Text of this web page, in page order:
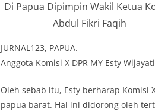
Di Papua Dipimpin Wakil Ketua
Abdul Fikri Faqih
JURNAL123, PAPUA.
Anggota Komisi X DPR MY Esty
Oleh sebab itu, Esty berharap Komisi
papua barat. Hal ini didorong oleh